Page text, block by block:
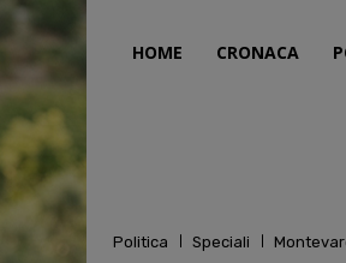
HOME CRONACA
Politica Speciali